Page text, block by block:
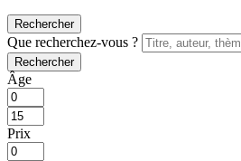
Rechercher
Que recherchez-vous ?
Rechercher
Âge
Prix